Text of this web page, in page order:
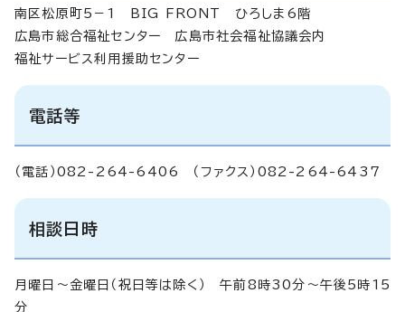
南区松原町5－1 BIG FRONT ひろしま6階
広島市総合福祉センター 広島市社会福祉協議会内
福祉サービス利用援助センター
電話等
（電話）082-264-6406 （ファクス）082-264-6437
相談日時
月曜日～金曜日（祝日等は除く） 午前8時30分～午後5時15
分